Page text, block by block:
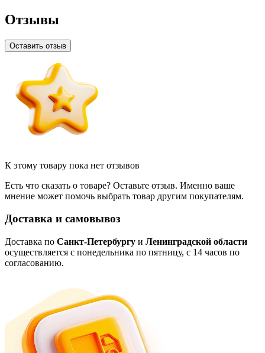
Отзывы
Оставить отзыв
К этому товару пока нет отзывов
Есть что сказать о товаре? Оставьте отзыв. Именно ваше
мнение может помочь выбрать товар другим покупателям.
Доставка и самовывоз
Доставка по Санкт-Петербургу и Ленинградской области
осуществляется с понедельника по пятницу, с 14 часов по
согласованию.